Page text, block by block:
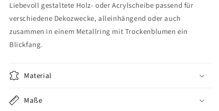
Liebevoll gestaltete Holz- oder Acrylscheibe passend für
verschiedene Dekozwecke, alleinhängend oder auch
zusammen in einem Metallring mit Trockenblumen ein
Blickfang.
Material
Maße